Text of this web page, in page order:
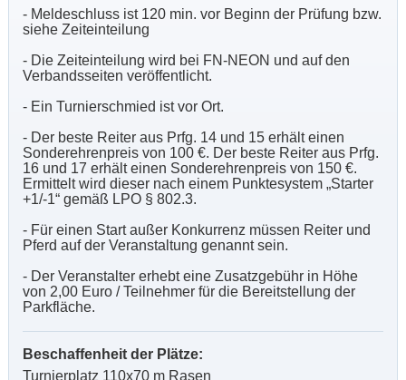
- Meldeschluss ist 120 min. vor Beginn der Prüfung bzw.
siehe Zeiteinteilung
- Die Zeiteinteilung wird bei FN-NEON und auf den
Verbandsseiten veröffentlicht.
- Ein Turnierschmied ist vor Ort.
- Der beste Reiter aus Prfg. 14 und 15 erhält einen
Sonderehrenpreis von 100 €. Der beste Reiter aus Prfg.
16 und 17 erhält einen Sonderehrenpreis von 150 €.
Ermittelt wird dieser nach einem Punktesystem „Starter
+1/-1“ gemäß LPO § 802.3.
- Für einen Start außer Konkurrenz müssen Reiter und
Pferd auf der Veranstaltung genannt sein.
- Der Veranstalter erhebt eine Zusatzgebühr in Höhe
von 2,00 Euro / Teilnehmer für die Bereitstellung der
Parkfläche.
Beschaffenheit der Plätze:
Turnierplatz 110x70 m Rasen